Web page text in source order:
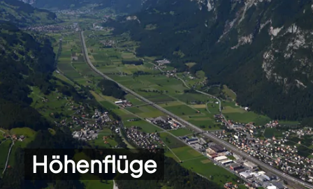
Höhenflüge